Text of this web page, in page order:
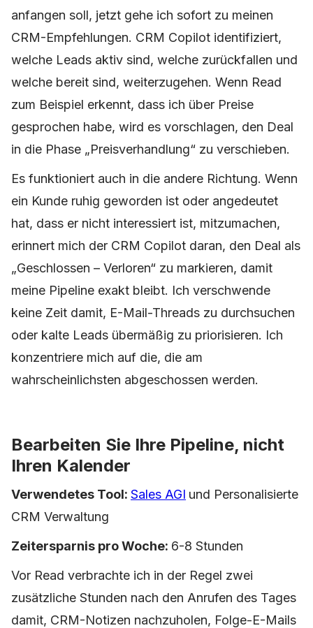
anfangen soll, jetzt gehe ich sofort zu meinen
CRM-Empfehlungen. CRM Copilot identifiziert,
welche Leads aktiv sind, welche zurückfallen und
welche bereit sind, weiterzugehen. Wenn Read
zum Beispiel erkennt, dass ich über Preise
gesprochen habe, wird es vorschlagen, den Deal
in die Phase „Preisverhandlung“ zu verschieben.
Es funktioniert auch in die andere Richtung. Wenn
ein Kunde ruhig geworden ist oder angedeutet
hat, dass er nicht interessiert ist, mitzumachen,
erinnert mich der CRM Copilot daran, den Deal als
„Geschlossen – Verloren“ zu markieren, damit
meine Pipeline exakt bleibt. Ich verschwende
keine Zeit damit, E-Mail-Threads zu durchsuchen
oder kalte Leads übermäßig zu priorisieren. Ich
konzentriere mich auf die, die am
wahrscheinlichsten abgeschossen werden.
Bearbeiten Sie Ihre Pipeline, nicht
Ihren Kalender
Verwendetes Tool: Sales AGI und Personalisierte
CRM Verwaltung
Zeitersparnis pro Woche: 6-8 Stunden
Vor Read verbrachte ich in der Regel zwei
zusätzliche Stunden nach den Anrufen des Tages
damit, CRM-Notizen nachzuholen, Folge-E-Mails